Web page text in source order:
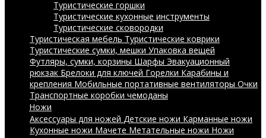
Туристические горшки
Туристические кухонные инструменты
Туристические сковородки
Туристическая мебель Туристические коврики
Туристические сумки, мешки Упаковка вещей
Футляры, сумки, корзины Шарфы Эвакуационный
рюкзак Брелоки для ключей Горелки Карабины и
крепления Мобильные портативные вентиляторы Очки
Транспортные коробки чемоданы
Ножи
Аксессуары для ножей Детские ножи Карманные ножи
Кухонные ножи Мачете Метательные ножи Ножи